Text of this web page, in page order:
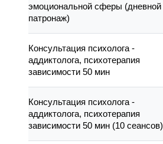
эмоциональной сферы (дневной
патронаж)
Консультация психолога -
аддиктолога, психотерапия
зависимости 50 мин
Консультация психолога -
аддиктолога, психотерапия
зависимости 50 мин (10 сеансов)